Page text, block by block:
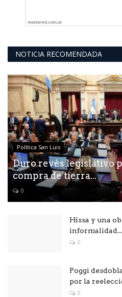
NOTICIA RECOMENDADA
Política San Luis
Duro revés legislativo
compra de tierra...
0
Hissa y una
informalidad...
0
Poggi
por la
0